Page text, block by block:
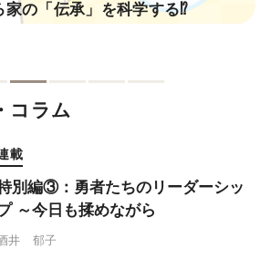
家の「伝承」を科学する⁉
コラム
載
別編③：勇者たちのリーダーシッ
～今日も揉めながら
井 郁子